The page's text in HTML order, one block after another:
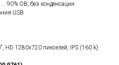
90% ОВ, без конденсации
USB
HD 1280x720 пикселей, IPS (160 k)